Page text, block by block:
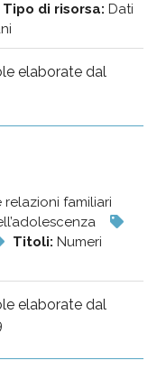
Tipo di risorsa: Dati
elaborate dal
relazioni familiari
Titoli: Numeri
elaborate dal